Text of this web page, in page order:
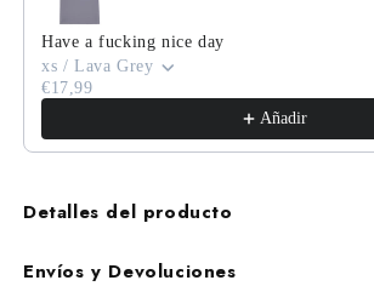
Have a fucking nice day
xs / Lava Grey
€17,99
Añadir
Detalles del producto
Envíos y Devoluciones